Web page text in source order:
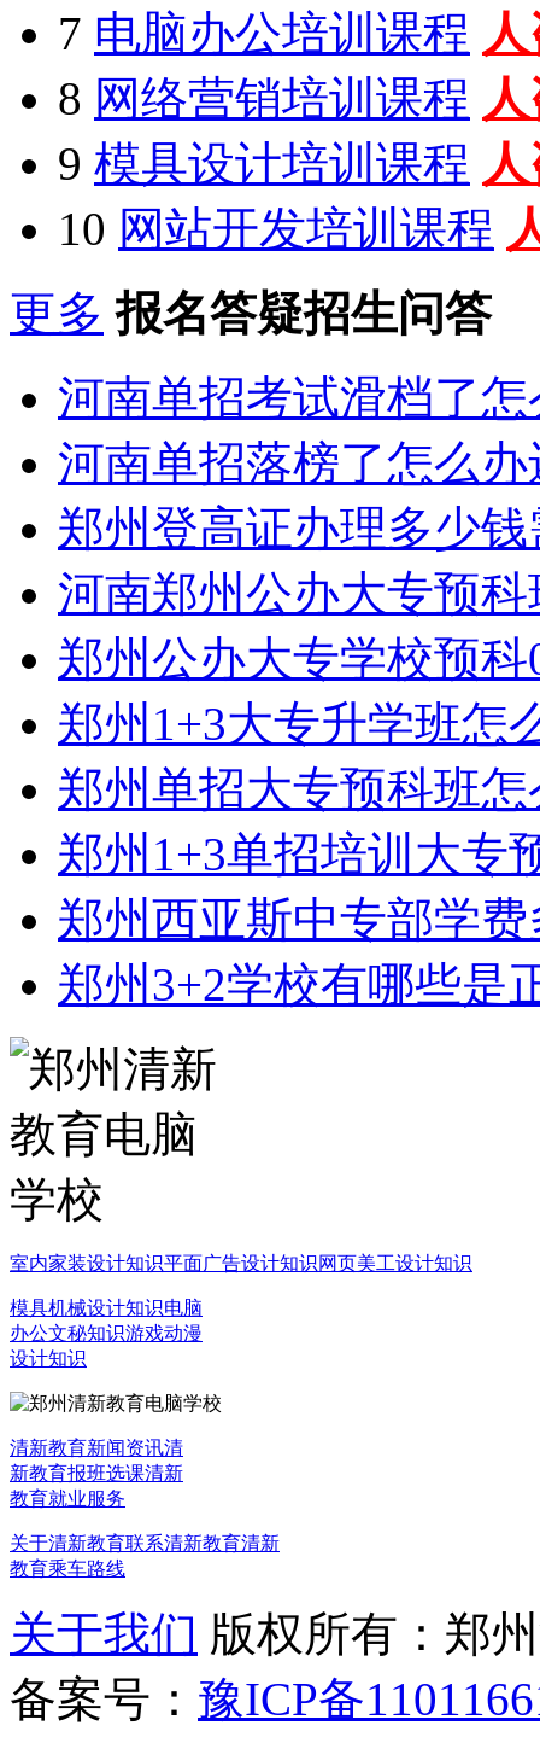
7 电脑办公培训课程
8 网络营销培训课程
9 模具设计培训课程
10 网站开发培训课程
更多 报名答疑招生问答
河南单招考试滑档了
河南单招落榜了怎么
郑州登高证办理多少
河南郑州公办大专预
郑州公办大专学校预
郑州1+3大专升学班怎
郑州单招大专预科班
郑州1+3单招培训大专
郑州西亚斯中专部学
郑州3+2学校有哪些是
室内家装设计知识平面广告设计知识网页美工设计知识
模具机械设计知识电脑
办公文秘知识游戏动漫
设计知识
清新教育新闻资讯清
新教育报班选课清新
教育就业服务
关于清新教育联系清新教育清新
教育乘车路线
关于我们 版权所有：郑
备案号： 豫ICP备